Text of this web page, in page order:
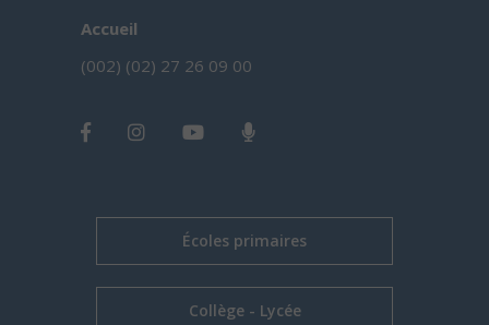
Accueil
(002) (02) 27 26 09 00
Écoles primaires
Collège - Lycée